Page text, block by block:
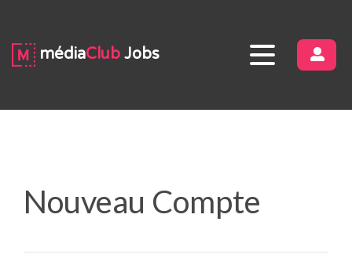
médiaClub Jobs
Nouveau Compte